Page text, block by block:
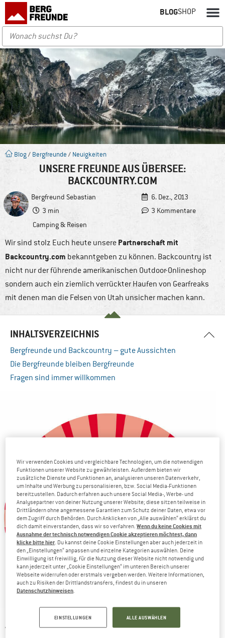
BLOGSHOP
Blog / Bergfreunde / Neuigkeiten
UNSERE FREUNDE AUS ÜBERSEE:
BACKCOUNTRY.COM
Bergfreund Sebastian
6. Dez., 2013
3 min
3 Kommentare
Camping & Reisen
Wir sind stolz Euch heute unsere Partnerschaft mit
Backcountry.com bekanntgeben zu können. Backcountry ist
nicht nur der führende amerikanischen Outdoor-Onlineshop
sondern auch ein ziemlich verrückter Haufen von Gearfreaks
mit denen man die Felsen von Utah unsicher machen kann.
INHALTSVERZEICHNIS
Bergfreunde und Backcountry – gute Aussichten
Die Bergfreunde bleiben Bergfreunde
Fragen sind immer willkommen
Bergfreunde.de & Backcountry.com
Wir sind stolz Euch heute unserePartnerschaft mit
Wir verwenden Cookies und vergleichbare Technologien, um die notwendigen
Funktionen unserer Website zu gewährleisten. Außerdem bieten wir
zusätzliche Dienste und Funktionen an, analysieren unseren Datenverkehr,
um Inhalte und Werbung zu personalisieren, bzw. Social Media-Funktionen
bereitzustellen. Dadurch erfahren auch unsere Social Media-, Werbe- und
Analysepartner von deiner Nutzung unserer Website; diese sitzen teilweise in
Drittländern ohne angemessene Garantien zum Schutz deiner Daten, etwa vor
dem Zugriff durch Behörden. Durch Anklicken von „Alle auswählen“ erklärst du
dich damit einverstanden, dass wir so verfahren.Wenn du keine Cookies mit
Ausnahme der technisch notwendigen Cookie akzeptieren möchtest, dann
klicke bitte hier . Du kannst deine Cookie Einstellungen aber auch jederzeit in
den „Einstellungen“ anpassen und einzelne Kategorien auswählen. Deine
Einwilligung ist freiwillig, für die Nutzung dieser Website nicht notwendig und
kann jederzeit unter „Cookie Einstellungen“ im unteren Bereich unserer
Webseite widerrufen oder erstmals vergeben werden. Weitere Informationen,
auch zu Risiken der Drittlandstransfers, findest du in unseren
Datenschutzhinweisen
EINSTELLUNGEN ALLE AUSWÄHLEN